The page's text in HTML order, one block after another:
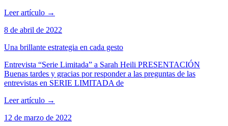
Leer artículo →
8 de abril de 2022
Una brillante estrategia en cada gesto
Entrevista “Serie Limitada” a Sarah Heili PRESENTACIÓN
Buenas tardes y gracias por responder a las preguntas de las
entrevistas en SERIE LIMITADA de
Leer artículo →
12 de marzo de 2022